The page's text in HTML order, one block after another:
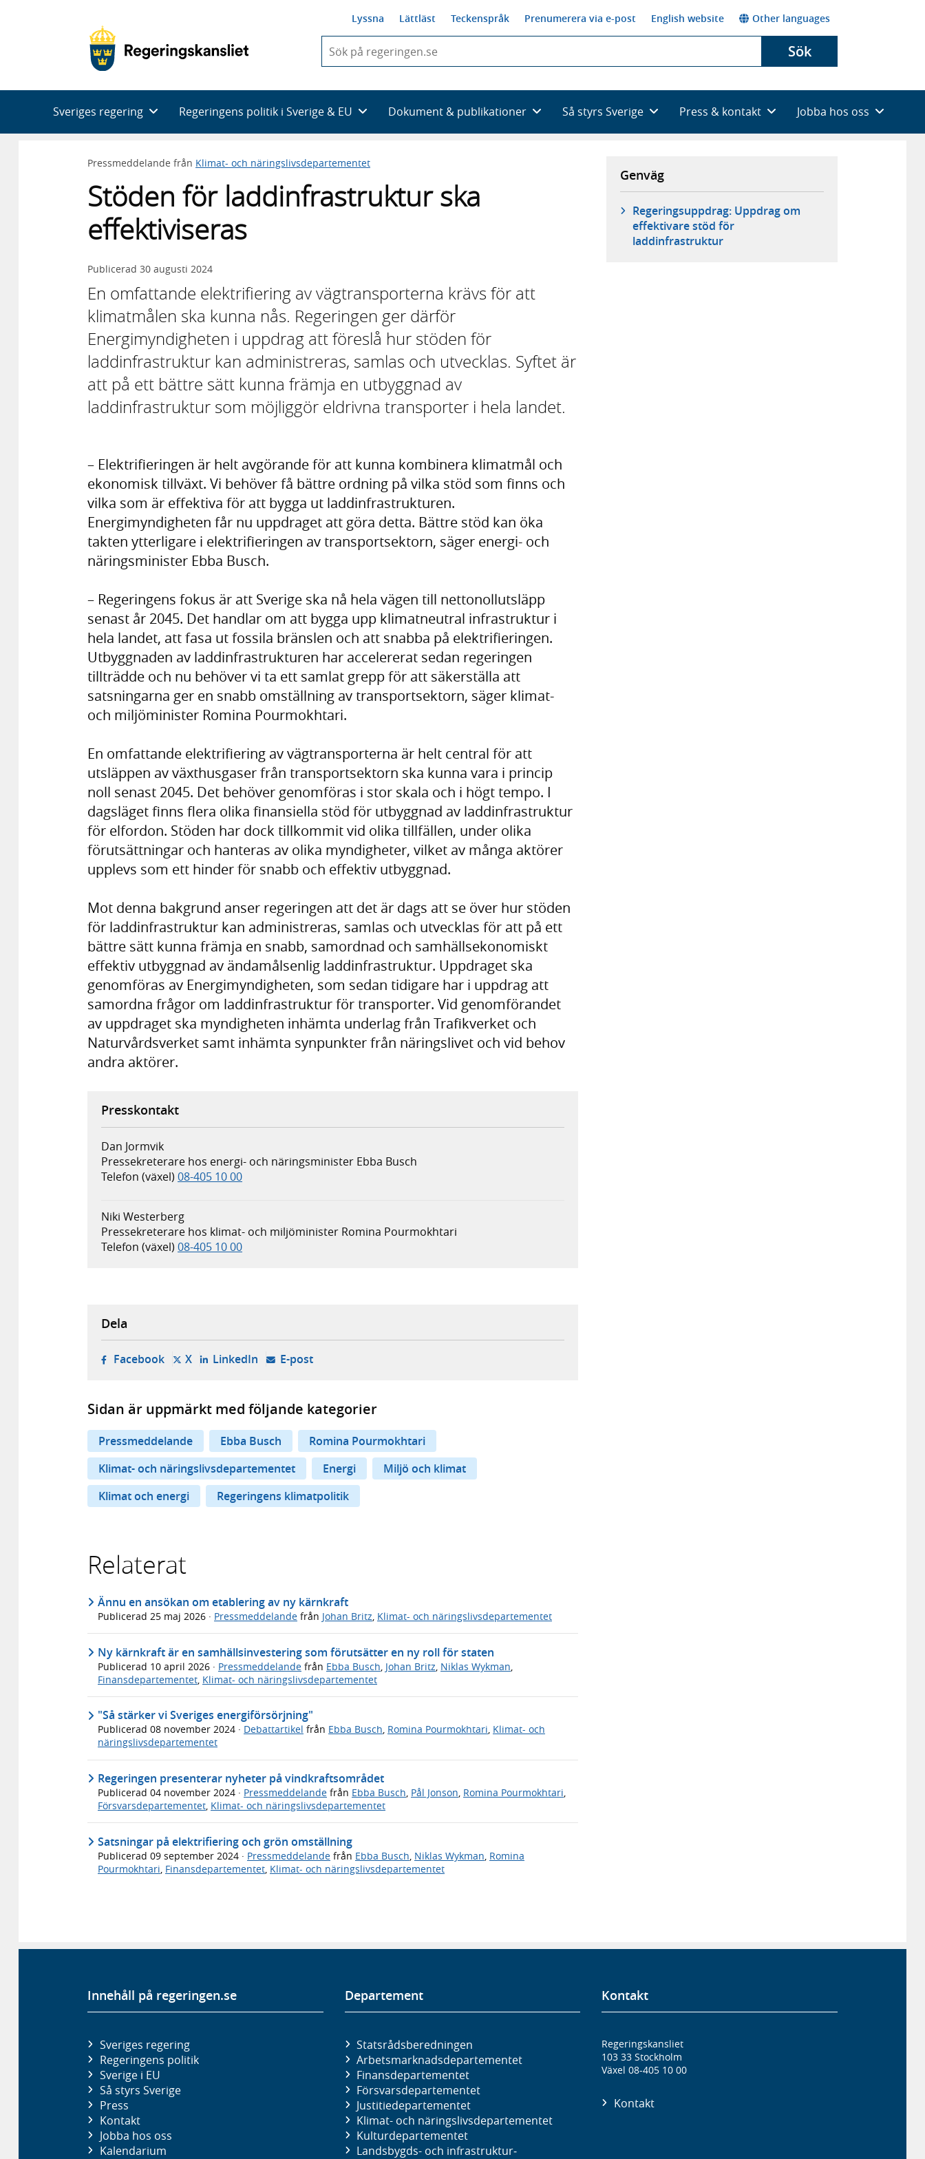
Lyssna Lättläst Teckenspråk Prenumerera via e-post English website Other languages
du
skriva
framträder
en
med
Sök
Sveriges regering Regeringens politik i Sverige & EU Dokument & publikationer Så styrs Sverige Press & kontakt Jobba hos oss
Pressmeddelande från Klimat- och näringslivsdepartementet
Stöden för laddinfrastruktur ska
effektiviseras
Publicerad 30 augusti 2024
En omfattande elektrifiering av vägtransporterna krävs för att
klimatmålen ska kunna nås. Regeringen ger därför
Energimyndigheten i uppdrag att föreslå hur stöden för
laddinfrastruktur kan administreras, samlas och utvecklas. Syftet är
att på ett bättre sätt kunna främja en utbyggnad av
laddinfrastruktur som möjliggör eldrivna transporter i hela landet.
– Elektrifieringen är helt avgörande för att kunna kombinera klimatmål och
ekonomisk tillväxt. Vi behöver få bättre ordning på vilka stöd som finns och
vilka som är effektiva för att bygga ut laddinfrastrukturen.
Energimyndigheten får nu uppdraget att göra detta. Bättre stöd kan öka
takten ytterligare i elektrifieringen av transportsektorn, säger energi- och
näringsminister Ebba Busch.
– Regeringens fokus är att Sverige ska nå hela vägen till nettonollutsläpp
senast år 2045. Det handlar om att bygga upp klimatneutral infrastruktur i
hela landet, att fasa ut fossila bränslen och att snabba på elektrifieringen.
Utbyggnaden av laddinfrastrukturen har accelererat sedan regeringen
tillträdde och nu behöver vi ta ett samlat grepp för att säkerställa att
satsningarna ger en snabb omställning av transportsektorn, säger klimat-
och miljöminister Romina Pourmokhtari.
En omfattande elektrifiering av vägtransporterna är helt central för att
utsläppen av växthusgaser från transportsektorn ska kunna vara i princip
noll senast 2045. Det behöver genomföras i stor skala och i högt tempo. I
dagsläget finns flera olika finansiella stöd för utbyggnad av laddinfrastruktur
för elfordon. Stöden har dock tillkommit vid olika tillfällen, under olika
förutsättningar och hanteras av olika myndigheter, vilket av många aktörer
upplevs som ett hinder för snabb och effektiv utbyggnad.
Mot denna bakgrund anser regeringen att det är dags att se över hur stöden
för laddinfrastruktur kan administreras, samlas och utvecklas för att på ett
bättre sätt kunna främja en snabb, samordnad och samhällsekonomiskt
effektiv utbyggnad av ändamålsenlig laddinfrastruktur. Uppdraget ska
genomföras av Energimyndigheten, som sedan tidigare har i uppdrag att
samordna frågor om laddinfrastruktur för transporter. Vid genomförandet
av uppdraget ska myndigheten inhämta underlag från Trafikverket och
Naturvårdsverket samt inhämta synpunkter från näringslivet och vid behov
andra aktörer.
Presskontakt
Dan Jormvik
Pressekreterare hos energi- och näringsminister Ebba Busch
Telefon (växel) 08-405 10 00
Niki Westerberg
Pressekreterare hos klimat- och miljöminister Romina Pourmokhtari
Telefon (växel) 08-405 10 00
Genväg
Regeringsuppdrag: Uppdrag om
effektivare stöd för
laddinfrastruktur
Dela
Facebook- öppnas i ny flik, extern webbplats,
X- öppnas i ny flik, extern webbplats,
LinkedIn- öppnas i ny flik, extern webbplats,
E-post- öppnar din e-postklient,
Sidan är uppmärkt med följande kategorier
Pressmeddelande Ebba Busch
Romina Pourmokhtari
Klimat- och näringslivsdepartementet
Energi
Miljö och klimat
Klimat och energi
Regeringens klimatpolitik
Relaterat
Ännu en ansökan om etablering av ny kärnkraft
Publicerad 25 maj 2026 · Pressmeddelande från Johan Britz, Klimat- och näringslivsdepartementet
Ny kärnkraft är en samhällsinvestering som förutsätter en ny roll för staten
Publicerad 10 april 2026 · Pressmeddelande från Ebba Busch Johan Britz Niklas Wykman
Finansdepartementet Klimat- och näringslivsdepartementet
"Så stärker vi Sveriges energiförsörjning"
Publicerad 08 november 2024 · Debattartikel från Ebba Busch, Romina Pourmokhtari, Klimat- och
näringslivsdepartementet
Regeringen presenterar nyheter på vindkraftsområdet
Publicerad 04 november 2024 · Pressmeddelande från Ebba Busch, Pål Jonson, Romina Pourmokhtari,
Försvarsdepartementet, Klimat- och näringslivsdepartementet
Satsningar på elektrifiering och grön omställning
Publicerad 09 september 2024 · Pressmeddelande från Ebba Busch Niklas Wykman Romina
Pourmokhtari Finansdepartementet Klimat- och näringslivsdepartementet
Innehåll på regeringen.se
Sveriges regering
Regeringens politik
Sverige i EU
Så styrs Sverige
Press
Kontakt
Jobba hos oss
Kalendarium
Departement
Statsrådsberedningen
Arbetsmarknads­departementet
Finans­departementet
Försvars­departementet
Justitie­departementet
Klimat- och näringslivs­departementet
Kultur­departementet
Landsbygds- och infrastruktur­
Kontakt
Regeringskansliet
103 33 Stockholm
Växel 08-405 10 00
Kontakt